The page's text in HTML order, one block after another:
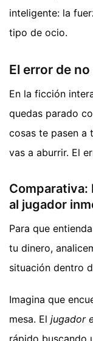
inteligente: la
tipo de ocio.
El error de
En la ficción
quedas parado
cosas te pasen a
vas a aburrir. El
al jugador
Para que
tu dinero,
situación dentro
Imagina que
mesa. El jugador